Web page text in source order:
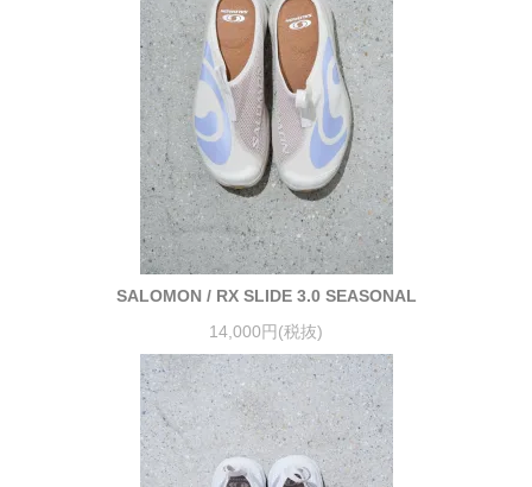
SALOMON / RX SLIDE 3.0 SEASONAL
14,000円(税抜)